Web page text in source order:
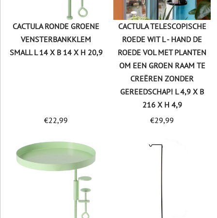
CACTULA RONDE GROENE
VENSTERBANKKLEM
SMALL L 14 X B 14 X H 20,9
€22,99
CACTULA TELESCOPISCHE
ROEDE WIT L - HAND DE
ROEDE VOL MET PLANTEN
OM EEN GROEN RAAM TE
CREËREN ZONDER
GEREEDSCHAP! L 4,9 X B
216 X H 4,9
€29,99